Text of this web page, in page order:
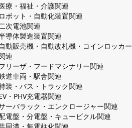
療・福祉・介護関連
ロボット・自動化装置関連
二次電池関連
導体製造装置関連
自動販売機・自動改札機・コインロッカー
連
リーザ・フードマシナリー関連
道車両・駅舎関連
装・バス・トラック関連
・PHV充電器関連
ーバラック・エンクロージャー関連
電盤・分電盤・キュービクル関連